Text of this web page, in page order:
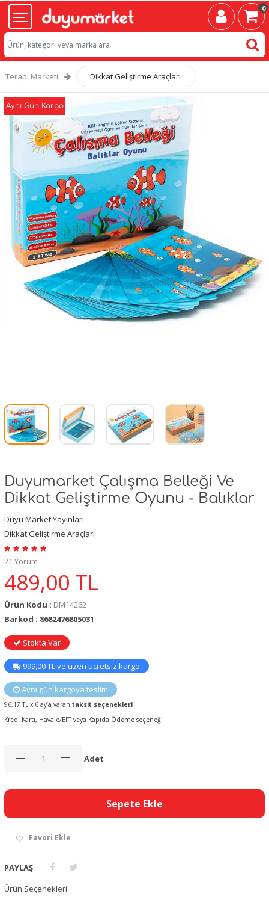
0
Terapi Marketi Dikkat Geliştirme Araçları
Aynı Gün Kargo
Duyumarket Çalışma Belleği Ve
Dikkat Geliştirme Oyunu - Balıklar
Duyu Market Yayınları
Dikkat Geliştirme Araçları
21 Yorum
489,00 TL
Ürün Kodu : DM14262
Barkod : 8682476805031
Stokta Var
999,00 TL ve üzeri ücretsiz kargo
Aynı gün kargoya teslim
96,17 TL x 6 ay’a varan taksit seçenekleri
Kredi Kartı, Havale/EFT veya Kapıda Ödeme seçeneği
Adet
Sepete Ekle
Favori Ekle
PAYLAŞ
Ürün Seçenekleri